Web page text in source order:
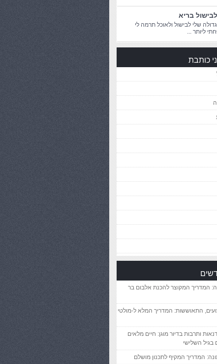
בריא
שלי לבישול ולאוכל תרמה לי
ליותר ...
כותבת
המדריך המקוצר להכנת אלבום בר
התאוששות: המדריך המלא ל-מולטי
ותרבות בדיור מוגן: חיים מלאים
בגיל השלישי
המדריך המקיף לתכנון מושלם